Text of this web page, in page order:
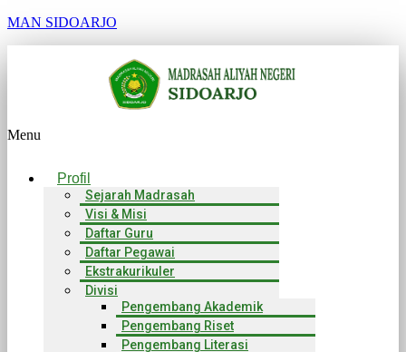
MAN SIDOARJO
Menu
Profil
Sejarah Madrasah
Visi & Misi
Daftar Guru
Daftar Pegawai
Ekstrakurikuler
Divisi
Pengembang Akademik
Pengembang Riset
Pengembang Literasi